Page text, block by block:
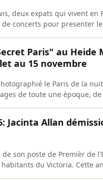
deux expats qui vivent
concerts pour presenter
Paris" au
au 15 novembre
le Paris de la
de toute une époque,
Jacinta Allan
de son poste de Premièr de
du Victoria. Cette